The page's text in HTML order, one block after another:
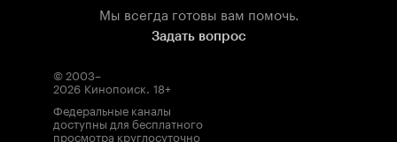
Мы всегда готовы вам помочь.
Задать вопрос
© 2003–
2026 Кинопоиск. 18+
Федеральные каналы
доступны для бесплатного
просмотра круглосуточно